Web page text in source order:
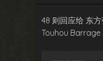
48 则回应给 东
Touhou Barrage